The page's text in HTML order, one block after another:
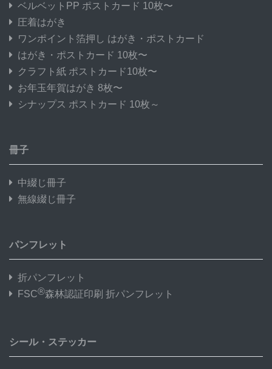
ベルベットPP ポストカード 10枚〜
圧着はがき
ワンポイント箔押し はがき・ポストカード
はがき・ポストカード 10枚〜
クラフト紙 ポストカード10枚〜
お年玉年賀はがき 8枚〜
シナップス ポストカード 10枚～
冊子
中綴じ冊子
無線綴じ冊子
パンフレット
折パンフレット
FSC®森林認証印刷 折パンフレット
シール・ステッカー